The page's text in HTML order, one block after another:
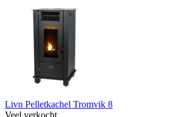
Livn Pelletkachel Tromvik 8